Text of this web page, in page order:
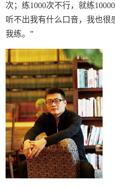
次；练1000次不行，就练
听不出我有什么口音，我也
我练。”